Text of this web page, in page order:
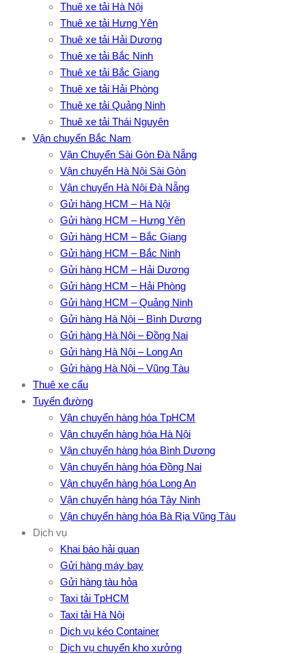
Thuê xe tải Hà Nội
Thuê xe tải Hưng Yên
Thuê xe tải Hải Dương
Thuê xe tải Bắc Ninh
Thuê xe tải Bắc Giang
Thuê xe tải Hải Phòng
Thuê xe tải Quảng Ninh
Thuê xe tải Thái Nguyên
Vận chuyển Bắc Nam
Vận Chuyển Sài Gòn Đà Nẵng
Vận chuyển Hà Nội Sài Gòn
Vận chuyển Hà Nội Đà Nẵng
Gửi hàng HCM – Hà Nội
Gửi hàng HCM – Hưng Yên
Gửi hàng HCM – Bắc Giang
Gửi hàng HCM – Bắc Ninh
Gửi hàng HCM – Hải Dương
Gửi hàng HCM – Hải Phòng
Gửi hàng HCM – Quảng Ninh
Gửi hàng Hà Nội – Bình Dương
Gửi hàng Hà Nội – Đồng Nai
Gửi hàng Hà Nội – Long An
Gửi hàng Hà Nội – Vũng Tàu
Thuê xe cẩu
Tuyến đường
Vận chuyển hàng hóa TpHCM
Vận chuyển hàng hóa Hà Nội
Vận chuyển hàng hóa Bình Dương
Vận chuyển hàng hóa Đồng Nai
Vận chuyển hàng hóa Long An
Vận chuyển hàng hóa Tây Ninh
Vận chuyển hàng hóa Bà Rịa Vũng Tàu
Dịch vụ
Khai báo hải quan
Gửi hàng máy bay
Gửi hàng tàu hỏa
Taxi tải TpHCM
Taxi tải Hà Nội
Dịch vụ kéo Container
Dịch vụ chuyển kho xưởng